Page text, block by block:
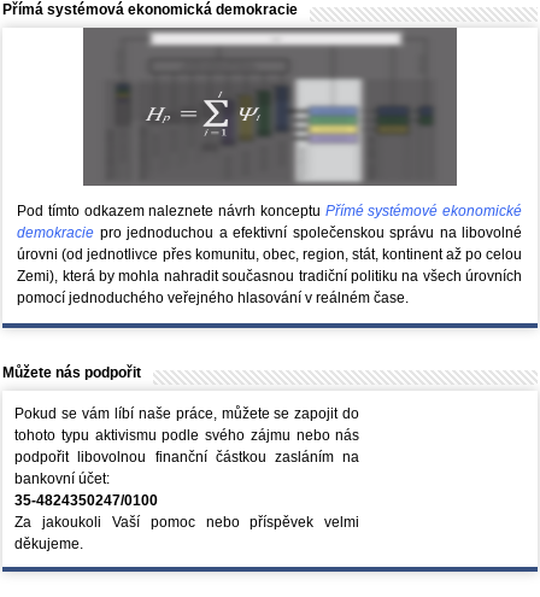
Přímá systémová ekonomická demokracie
Pod tímto odkazem naleznete návrh konceptu Přímé systémové ekonomické
demokracie pro jednoduchou a efektivní společenskou správu na libovolné
úrovni (od jednotlivce přes komunitu, obec, region, stát, kontinent až po celou
Zemi), která by mohla nahradit současnou tradiční politiku na všech úrovních
pomocí jednoduchého veřejného hlasování v reálném čase.
Můžete nás podpořit
Pokud se vám líbí naše práce, můžete se zapojit do
tohoto typu aktivismu podle svého zájmu nebo nás
podpořit libovolnou finanční částkou zasláním na
bankovní účet:
35-4824350247/0100
Za jakoukoli Vaší pomoc nebo příspěvek velmi
děkujeme.